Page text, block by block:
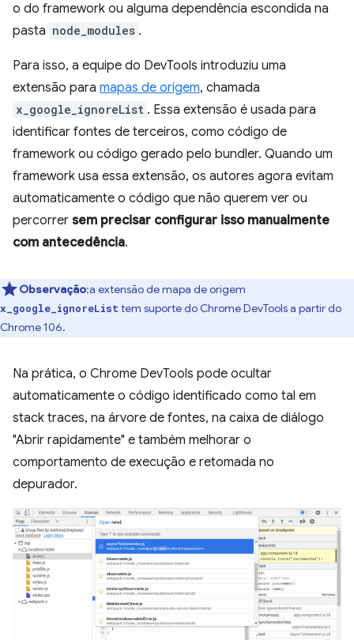
o do framework ou alguma dependência escondida na
pasta node_modules .
Para isso, a equipe do DevTools introduziu uma
extensão para mapas de origem, chamada
x_google_ignoreList . Essa extensão é usada para
identificar fontes de terceiros, como código de
framework ou código gerado pelo bundler. Quando um
framework usa essa extensão, os autores agora evitam
automaticamente o código que não querem ver ou
percorrer sem precisar configurar isso manualmente
com antecedência.
Observação:a extensão de mapa de origem
x_google_ignoreList tem suporte do Chrome DevTools a partir do
Chrome 106.
Na prática, o Chrome DevTools pode ocultar
automaticamente o código identificado como tal em
stack traces, na árvore de fontes, na caixa de diálogo
"Abrir rapidamente" e também melhorar o
comportamento de execução e retomada no
depurador.